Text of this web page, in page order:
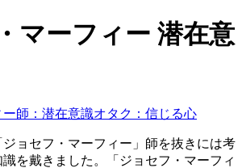
マーフィー 潜在意
師：潜在意識オタク：信じる心
ョセフ・マーフィー」師を抜きには考
を戴きました。「ジョセフ・マーフィ